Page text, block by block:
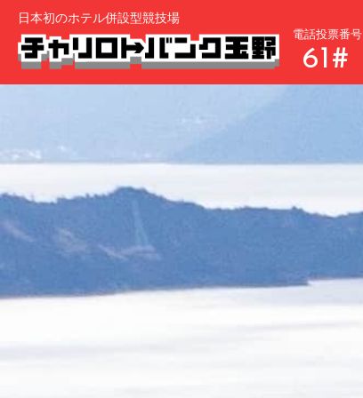
日本初のホテル併設型競技場
電話投票番号
61#